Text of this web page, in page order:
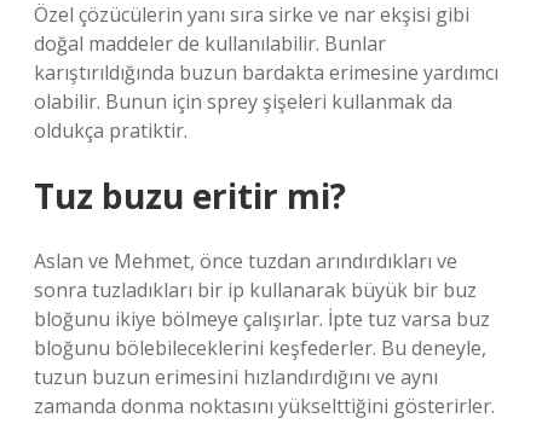
Özel çözücülerin yanı sıra sirke ve nar ekşisi gibi
doğal maddeler de kullanılabilir. Bunlar
karıştırıldığında buzun bardakta erimesine yardımcı
olabilir. Bunun için sprey şişeleri kullanmak da
oldukça pratiktir.
Tuz buzu eritir mi?
Aslan ve Mehmet, önce tuzdan arındırdıkları ve
sonra tuzladıkları bir ip kullanarak büyük bir buz
bloğunu ikiye bölmeye çalışırlar. İpte tuz varsa buz
bloğunu bölebileceklerini keşfederler. Bu deneyle,
tuzun buzun erimesini hızlandırdığını ve aynı
zamanda donma noktasını yükselttiğini gösterirler.